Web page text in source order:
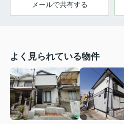
メールで共有する
よく見られている物件